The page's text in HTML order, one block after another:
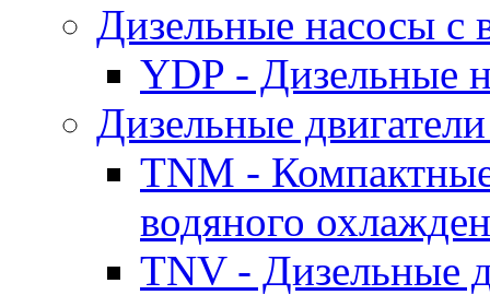
Дизельные насосы
YDP - Дизельные
Дизельные
TNM -
водяного
TNV - Дизельные